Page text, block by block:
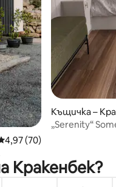
оценка: 4,97 от 5,
4,97 (70)
Къщичка –
„Serenity“
Кракенбек?